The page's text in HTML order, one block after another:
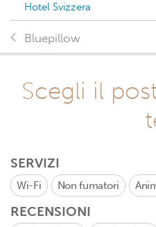
Hotel Svizzera
Bluepillow
Scegli il
SERVIZI
Wi-Fi Non fumatori
RECENSIONI